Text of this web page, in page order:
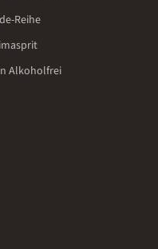
Reihe
Alkoholfrei